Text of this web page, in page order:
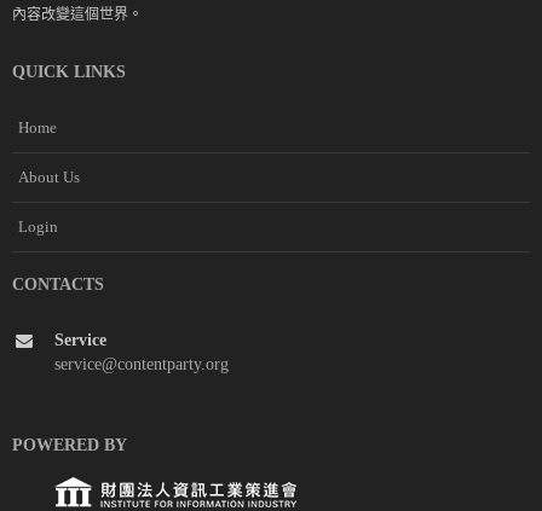
內容改變這個世界。
QUICK LINKS
Home
About Us
Login
CONTACTS
Service
service@contentparty.org
POWERED BY